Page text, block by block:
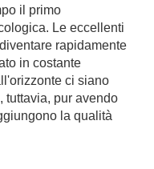
il primo
Le eccellenti
rapidamente
in costante
ci siano
tuttavia, pur avendo
la qualità